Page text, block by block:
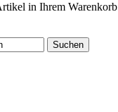
in Ihrem Warenkorb